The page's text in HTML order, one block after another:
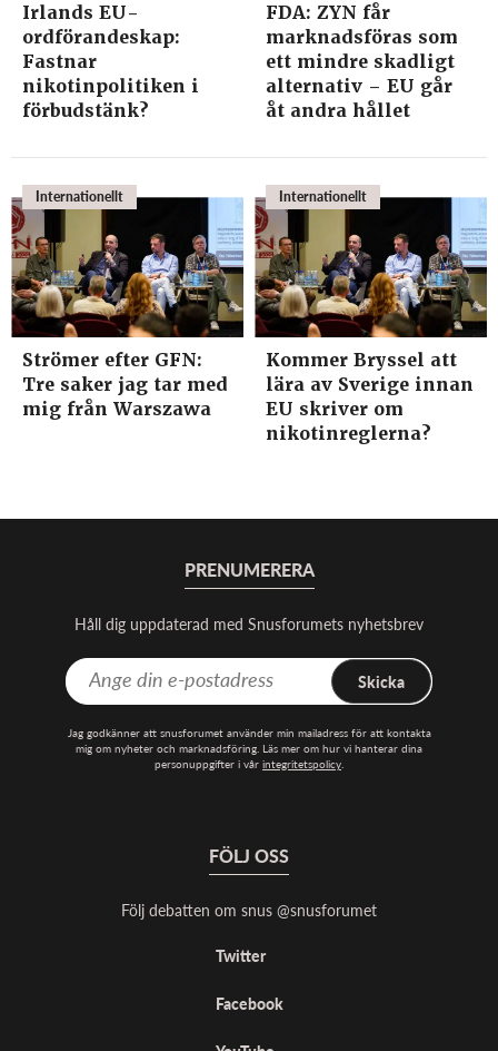
Irlands EU-
ordförandeskap:
Fastnar
nikotinpolitiken i
förbudstänk?
FDA: ZYN får
marknadsföras som
ett mindre skadligt
alternativ – EU går
åt andra hållet
Internationellt
Strömer efter GFN:
Tre saker jag tar med
mig från Warszawa
Internationellt
Kommer Bryssel att
lära av Sverige innan
EU skriver om
nikotinreglerna?
PRENUMERERA
Håll dig uppdaterad med Snusforumets nyhetsbrev
Skicka
Jag godkänner att snusforumet använder min mailadress för att kontakta
mig om nyheter och marknadsföring. Läs mer om hur vi hanterar dina
personuppgifter i vår integritetspolicy.
FÖLJ OSS
Följ debatten om snus @snusforumet
Twitter
Facebook